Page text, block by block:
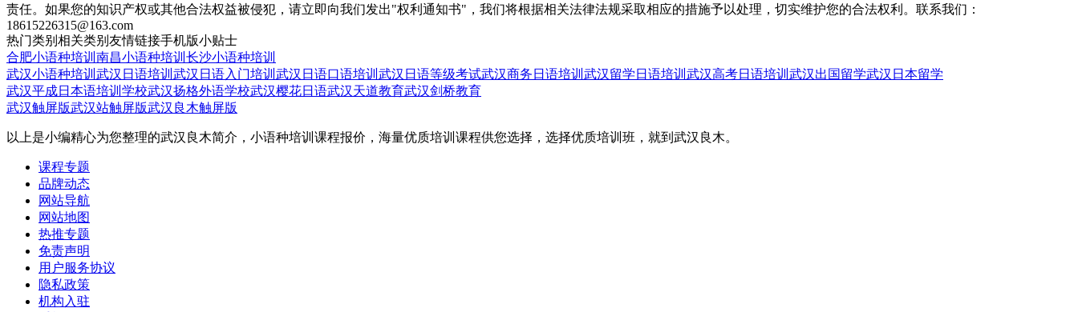
责任。如果您的知识产权或其他合法权益被侵犯，请立即向我们发出"权利通知书"，我们将根据相关法律法规采取相应的措施予以处理，切实维护您的合法权利。联系我们：
18615226315@163.com
热门类别 相关类别 友情链接手机版小贴士
合肥小语种培训 南昌小语种培训 长沙小语种培训
武汉小语种培训 武汉日语培训 武汉日语入门培训 武汉日语口语培训 武汉日语等级考试武汉商务日语培训 武汉留学日语培训 武汉高考日语培训 武汉出国留学武汉日本留学
武汉平成日本语培训学校武汉扬格外语学校武汉樱花日语武汉天道教育武汉剑桥教育
武汉触屏版武汉站触屏版武汉良木触屏版
以上是小编精心为您整理的武汉良木简介，小语种培训课程报价，海量优质培训课程供您选择，选择优质培训班，就到武汉良木。
课程专题
品牌动态
网站导航
网站地图
热推专题
免责声明
用户服务协议
隐私政策
机构入驻